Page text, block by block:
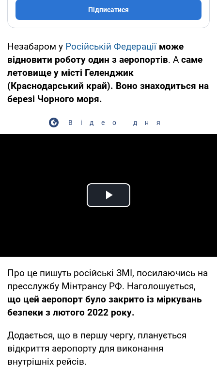
Підписатися
Незабаром у Російській Федерації може
відновити роботу один з аеропортів. А саме
летовище у місті Геленджик
(Краснодарський край). Воно знаходиться на
березі Чорного моря.
Відео дня
Play Video
Про це пишуть російські ЗМІ, посилаючись на
пресслужбу Мінтрансу РФ. Наголошується,
що цей аеропорт було закрито із міркувань
безпеки з лютого 2022 року.
Додається, що в першу чергу, планується
відкриття аеропорту для виконання
внутрішніх рейсів.